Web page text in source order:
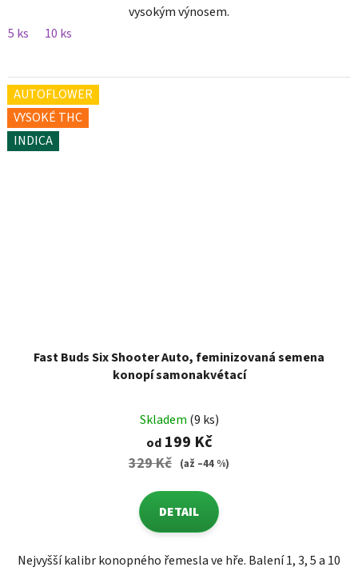
vysokým výnosem.
5 ks
10 ks
AUTOFLOWER
VYSOKÉ THC
INDICA
Fast Buds Six Shooter Auto, feminizovaná semena
konopí samonakvétací
Skladem (9 ks)
od199 Kč
329 Kč (až –44 %)
DETAIL
Nejvyšší kalibr konopného řemesla ve hře. Balení 1, 3, 5 a 10